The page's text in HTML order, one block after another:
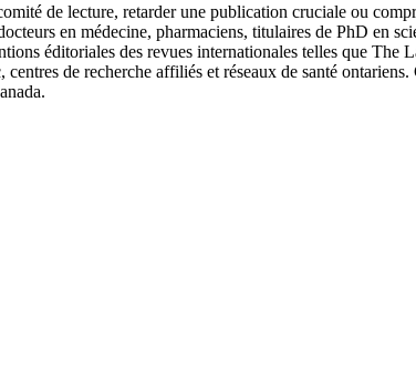
de lecture, retarder une publication cruciale ou
en médecine, pharmaciens, titulaires de PhD en
éditoriales des revues internationales telles que
de recherche affiliés et réseaux de santé ontariens.